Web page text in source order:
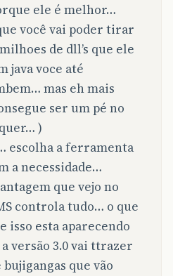
ele é melhor…
você vai poder tirar
de dll’s que ele
java voce até
mas eh mais
ser um pé no
)
escolha a ferramenta
a necessidade…
que vejo no
controla tudo… o que
isso esta aparecendo
a versão 3.0 vai ttrazer
que vão